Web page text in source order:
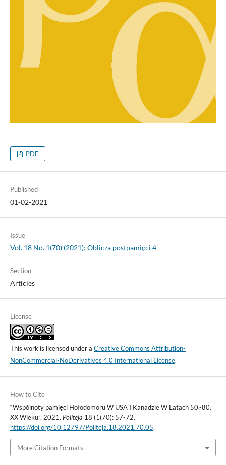
PDF
Published
01-02-2021
Issue
Vol. 18 No. 1(70) (2021): Oblicza postpamięci 4
Section
Articles
License
This work is licensed under a Creative Commons Attribution-
NonCommercial-NoDerivatives 4.0 International License.
How to Cite
“Wspólnoty pamięci Hołodomoru W USA I Kanadzie W Latach 50.-80.
XX Wieku”. 2021. Politeja 18 (1(70): 57-72.
https://doi.org/10.12797/Politeja.18.2021.70.05.
More Citation Formats